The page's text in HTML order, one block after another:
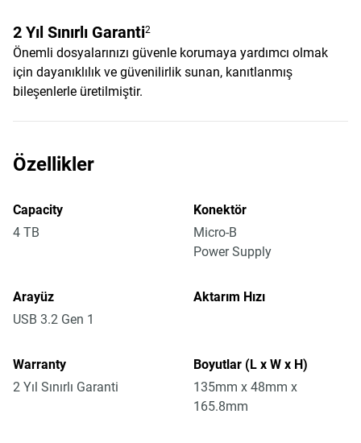
2 Yıl Sınırlı Garanti2
Önemli dosyalarınızı güvenle korumaya yardımcı olmak
için dayanıklılık ve güvenilirlik sunan, kanıtlanmış
bileşenlerle üretilmiştir.
Özellikler
Capacity
4 TB
Konektör
Micro-B
Power Supply
Arayüz
USB 3.2 Gen 1
Aktarım Hızı
Warranty
2 Yıl Sınırlı Garanti
Boyutlar (L x W x H)
135mm x 48mm x
165.8mm